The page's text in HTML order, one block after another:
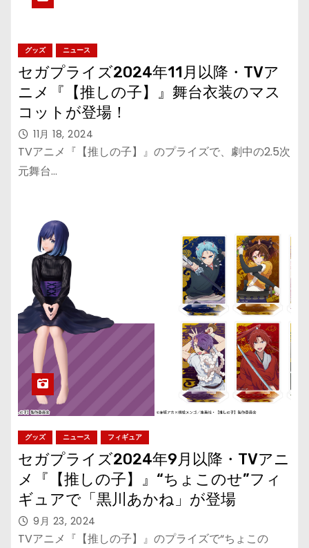
グッズ ニュース
セガプライズ2024年11月以降・TVア
ニメ『【推しの子】』舞台衣装のマス
コットが登場！
11月 18, 2024
TVアニメ『【推しの子】』のプライズで、劇中の2.5次
元舞台…
グッズ ニュース フィギュア
セガプライズ2024年9月以降・TVアニ
メ『【推しの子】』“ちょこのせ”フィ
ギュアで「黒川あかね」が登場
9月 23, 2024
TVアニメ『【推しの子】』のプライズで“ちょこの